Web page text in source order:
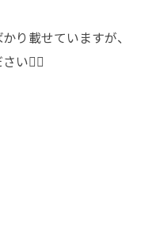
り載せていますが、
い🙂‍↕️